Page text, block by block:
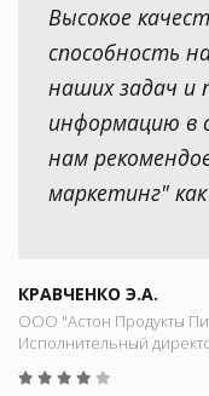
Высокое
способность
наших задач и
информацию в
нам
маркетинг"
КРАВЧЕНКО Э.А.
ООО "Астон Продукты
Исполнительный